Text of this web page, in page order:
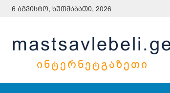
6 აგვისტო, ხუთშაბათი, 2026
ᲘᲜᲢᲔᲠᲜᲔᲢᲒᲐᲖᲔᲗᲘ